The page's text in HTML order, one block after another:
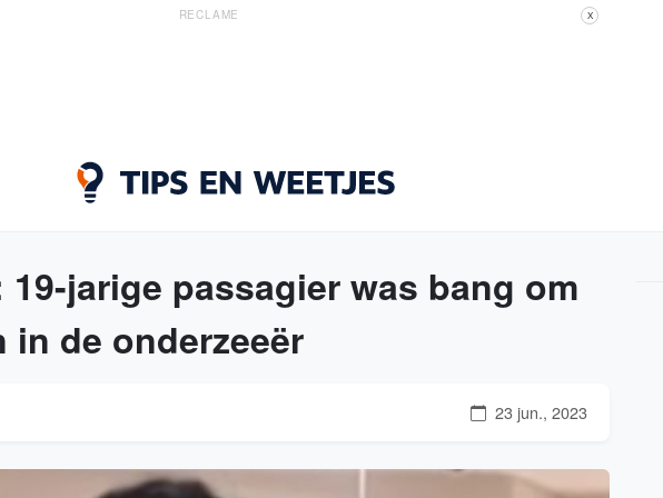
RECLAME X
jarige passagier was bang om
in de onderzeeër
23 jun., 2023